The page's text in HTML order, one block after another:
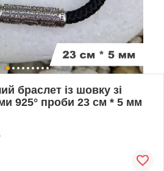
браслет із шовку зі
925° проби 23 см * 5 мм